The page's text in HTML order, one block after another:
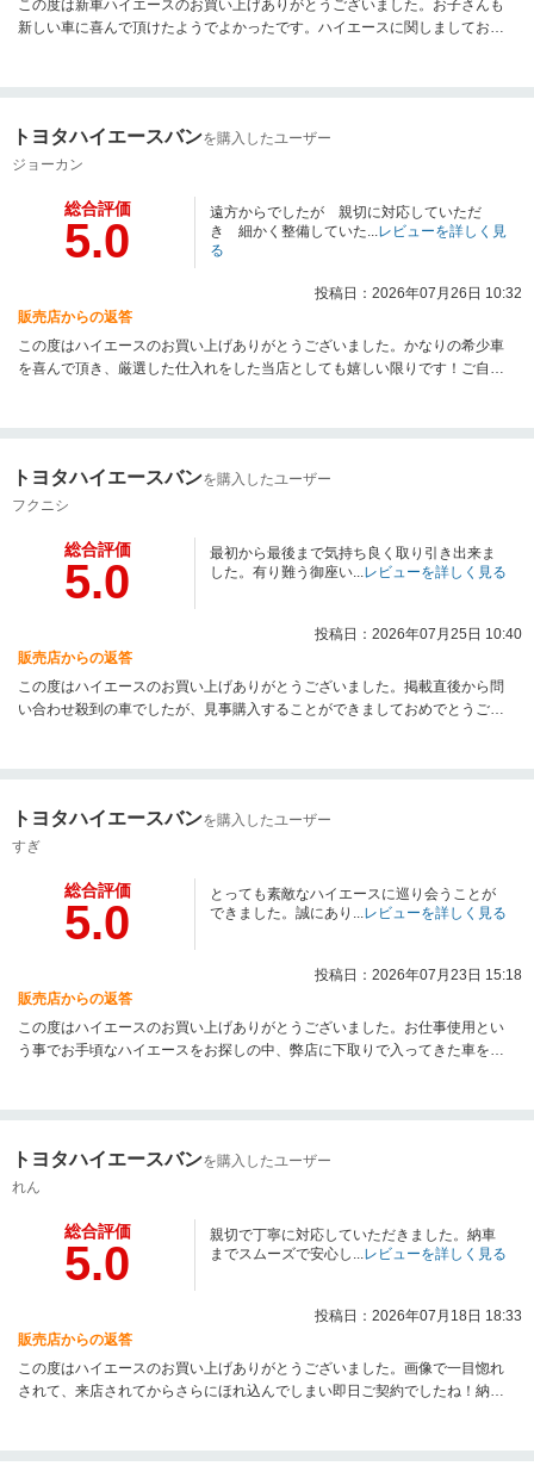
この度は新車ハイエースのお買い上げありがとうございました。お子さんも
新しい車に喜んで頂けたようでよかったです。ハイエースに関しましてお困
トヨタハイエースバンを購入したユーザー
ジョーカン
総合評価
5.0
遠方からでしたが 親切に対応していただ
き 細かく整備していた...レビューを詳しく見
る
投稿日：2026年07月26日 10:32
販売店からの返答
この度はハイエースのお買い上げありがとうございました。かなりの希少車
を喜んで頂き、厳選した仕入れをした当店としても嬉しい限りです！ご自宅
トヨタハイエースバンを購入したユーザー
フクニシ
総合評価
5.0
最初から最後まで気持ち良く取り引き出来ま
した。有り難う御座い...レビューを詳しく見る
投稿日：2026年07月25日 10:40
販売店からの返答
この度はハイエースのお買い上げありがとうございました。掲載直後から問
い合わせ殺到の車でしたが、見事購入することができましておめでとうござ
トヨタハイエースバンを購入したユーザー
すぎ
総合評価
5.0
とっても素敵なハイエースに巡り会うことが
できました。誠にあり...レビューを詳しく見る
投稿日：2026年07月23日 15:18
販売店からの返答
この度はハイエースのお買い上げありがとうございました。お仕事使用とい
う事でお手頃なハイエースをお探しの中、弊店に下取りで入ってきた車を気
トヨタハイエースバンを購入したユーザー
れん
総合評価
5.0
親切で丁寧に対応していただきました。納車
までスムーズで安心し...レビューを詳しく見る
投稿日：2026年07月18日 18:33
販売店からの返答
この度はハイエースのお買い上げありがとうございました。画像で一目惚れ
されて、来店されてからさらにほれ込んでしまい即日ご契約でしたね！納車